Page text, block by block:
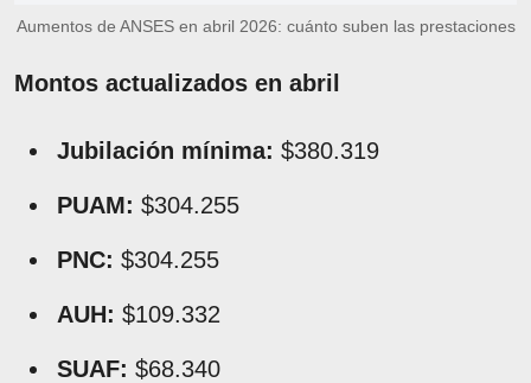
Aumentos de ANSES en abril 2026: cuánto suben las prestaciones
Montos actualizados en abril
Jubilación mínima: $380.319
PUAM: $304.255
PNC: $304.255
AUH: $109.332
SUAF: $68.340